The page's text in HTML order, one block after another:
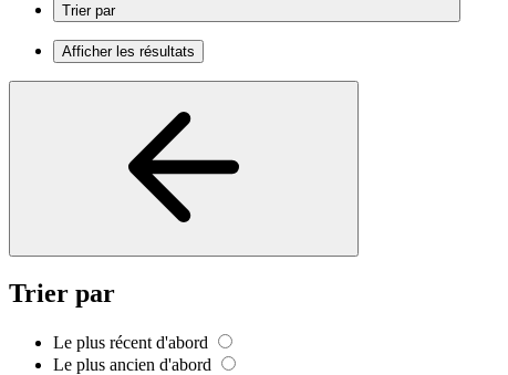
Trier par
Afficher les résultats
Trier par
Le plus récent d'abord
Le plus ancien d'abord